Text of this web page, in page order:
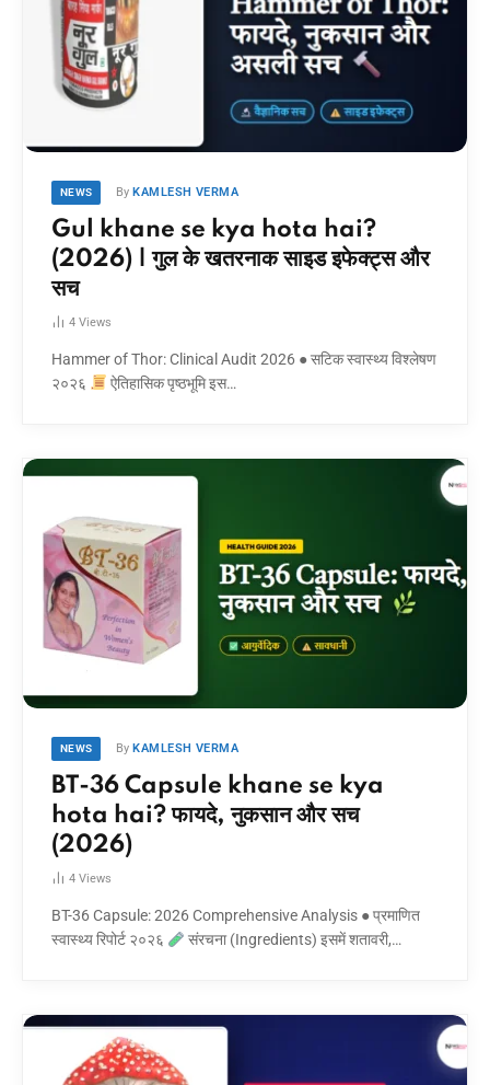
NEWS By KAMLESH VERMA
Gul khane se kya hota hai?
(2026) | गुल के खतरनाक साइड इफेक्ट्स और
सच
4 Views
Hammer of Thor: Clinical Audit 2026 ● सटिक स्वास्थ्य विश्लेषण
२०२६
ऐतिहासिक पृष्ठभूमि इस…
NEWS By KAMLESH VERMA
BT-36 Capsule khane se kya
hota hai? फायदे, नुकसान और सच
(2026)
4 Views
BT-36 Capsule: 2026 Comprehensive Analysis ● प्रमाणित
स्वास्थ्य रिपोर्ट २०२६
संरचना (Ingredients) इसमें शतावरी,…